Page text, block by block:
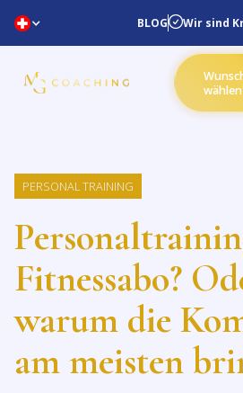
BLOG Wir sind
wählen
PERSONAL TRAINING
Fitnessabo?
warum die
am meisten